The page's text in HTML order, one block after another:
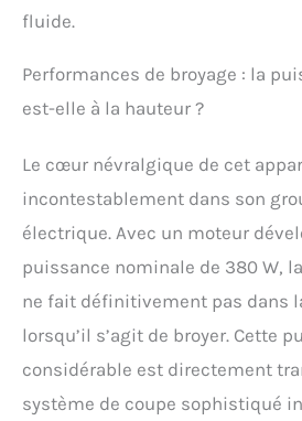
élégante
design
parfait
de
les
cafés,
les
de
fluide.
Performances de broyage : la
est-elle à la hauteur ?
Le cœur névralgique de cet
incontestablement dans son
électrique. Avec un moteur
puissance nominale de 380 W,
ne fait définitivement pas dans
lorsqu’il s’agit de broyer. Cette
considérable est directement
système de coupe sophistiqué